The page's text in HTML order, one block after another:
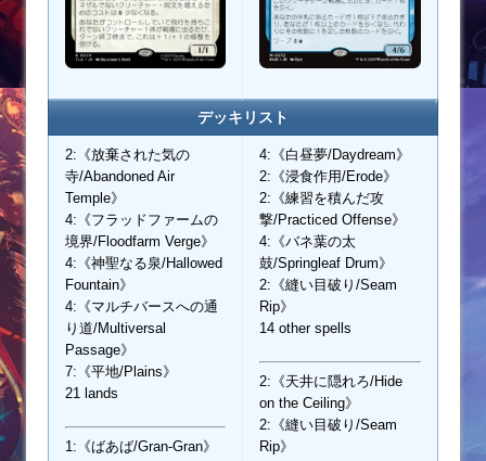
デッキリスト
2:《放棄された気の
寺/Abandoned Air
Temple》
4:《フラッドファームの
境界/Floodfarm Verge》
4:《神聖なる泉/Hallowed
Fountain》
4:《マルチバースへの通
り道/Multiversal
Passage》
7:《平地/Plains》
21 lands
1:《ばあば/Gran-Gran》
4:《白昼夢/Daydream》
2:《浸食作用/Erode》
2:《練習を積んだ攻
撃/Practiced Offense》
4:《バネ葉の太
鼓/Springleaf Drum》
2:《縫い目破り/Seam
Rip》
14 other spells
2:《天井に隠れろ/Hide
on the Ceiling》
2:《縫い目破り/Seam
Rip》